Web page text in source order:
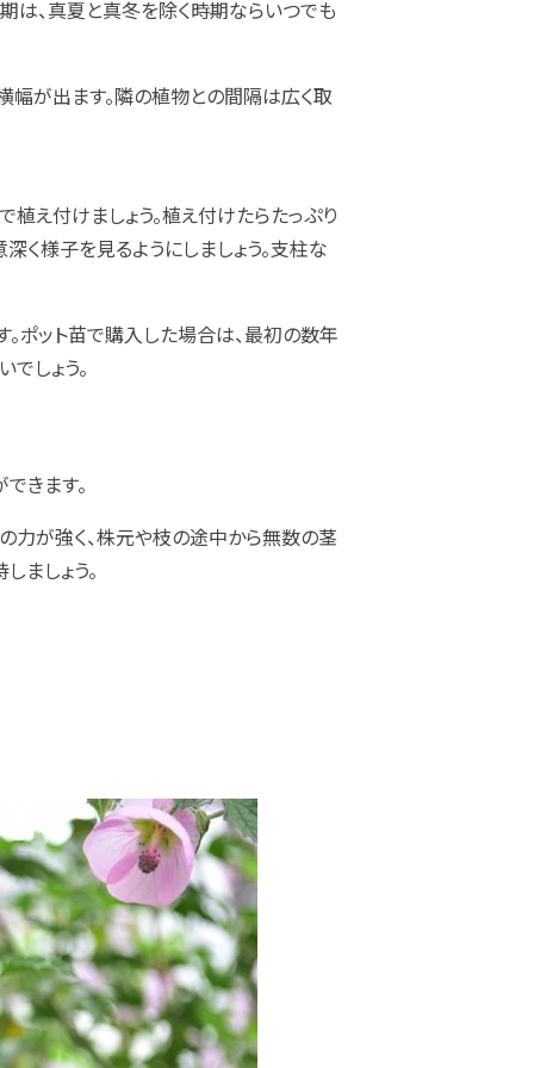
は、真夏と真冬を除く時期ならいつでも
幅が出ます。隣の植物との間隔は広く取
え付けましょう。植え付けたらたっぷり
く様子を見るようにしましょう。支柱な
。ポット苗で購入した場合は、最初の数年
しょう。
きます。
力が強く、株元や枝の途中から無数の茎
ましょう。